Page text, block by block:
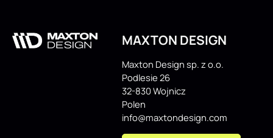
MAXTON DESIGN
Maxton Design sp. z o.o.
Podlesie 26
32-830 Wojnicz
Polen
info@maxtondesign.com